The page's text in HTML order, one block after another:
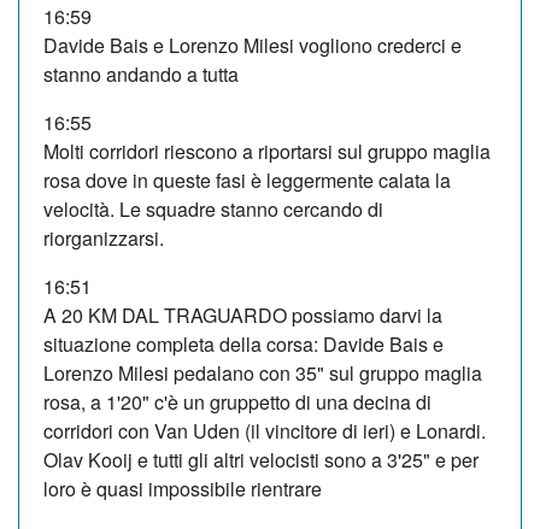
16:59
Davide Bais e Lorenzo Milesi vogliono crederci e
stanno andando a tutta
16:55
Molti corridori riescono a riportarsi sul gruppo maglia
rosa dove in queste fasi è leggermente calata la
velocità. Le squadre stanno cercando di
riorganizzarsi.
16:51
A 20 KM DAL TRAGUARDO possiamo darvi la
situazione completa della corsa: Davide Bais e
Lorenzo Milesi pedalano con 35" sul gruppo maglia
rosa, a 1'20" c'è un gruppetto di una decina di
corridori con Van Uden (il vincitore di ieri) e Lonardi.
Olav Kooij e tutti gli altri velocisti sono a 3'25" e per
loro è quasi impossibile rientrare